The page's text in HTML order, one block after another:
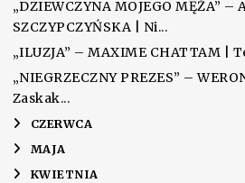
„DZIEWCZYNA MOJEGO MĘŻA” –
SZCZYPCZYŃSKA | Ni...
„ILUZJA” – MAXIME CHATTAM |
„NIEGRZECZNY PREZES” –
Zaskak...
► CZERWCA
► MAJA
► KWIETNIA